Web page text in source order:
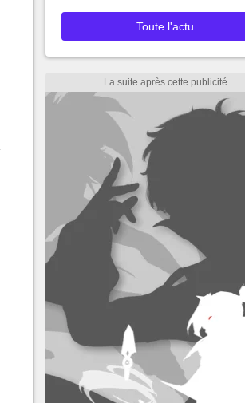
Toute l'actu